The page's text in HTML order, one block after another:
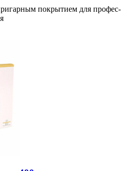
по­кры­ти­ем для про­фес­